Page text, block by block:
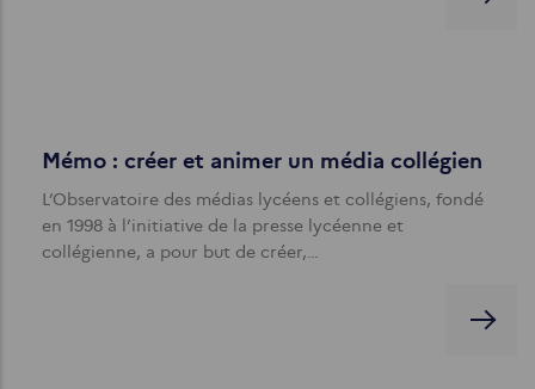
Mémo : créer et animer un média collégien
L’Observatoire des médias lycéens et collégiens, fondé
en 1998 à l’initiative de la presse lycéenne et
collégienne, a pour but de créer,…